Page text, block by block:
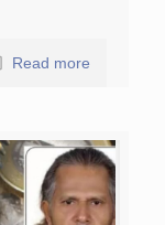
Read more